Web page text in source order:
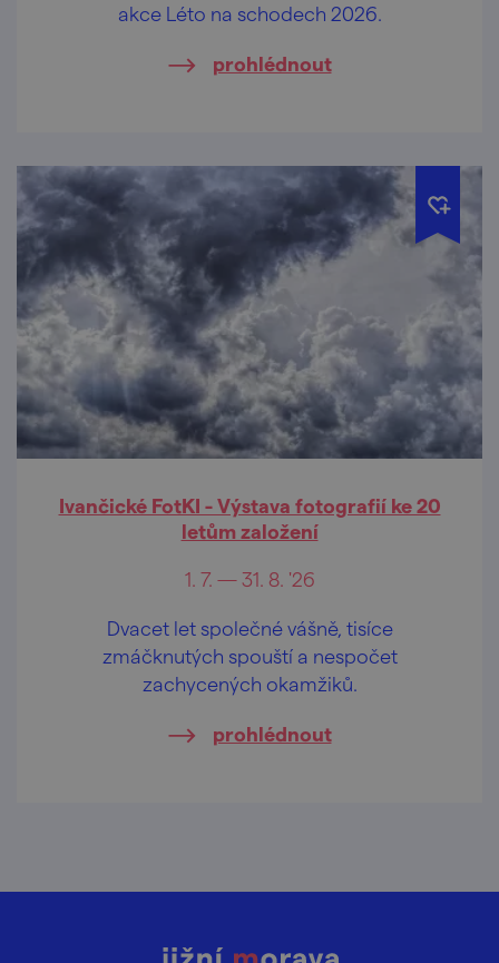
akce Léto na schodech 2026.
prohlédnout
Ivančické FotKI - Výstava fotografií ke 20
letům založení
1. 7. — 31. 8. '26
Dvacet let společné vášně, tisíce
zmáčknutých spouští a nespočet
zachycených okamžiků.
prohlédnout